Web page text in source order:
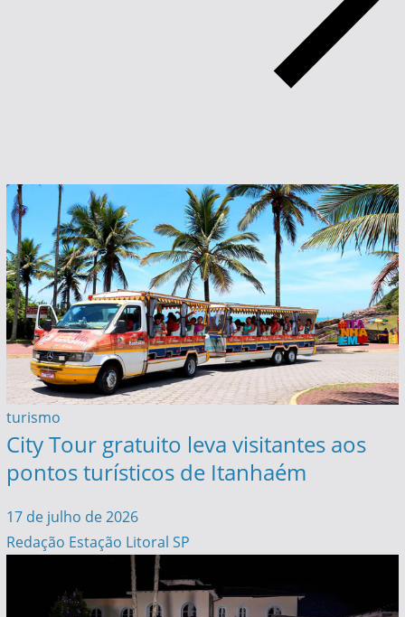
turismo
City Tour gratuito leva visitantes aos
pontos turísticos de Itanhaém
17 de julho de 2026
Redação Estação Litoral SP